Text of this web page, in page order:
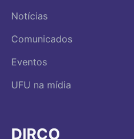
Notícias
Comunicados
Eventos
UFU na mídia
DIRCO